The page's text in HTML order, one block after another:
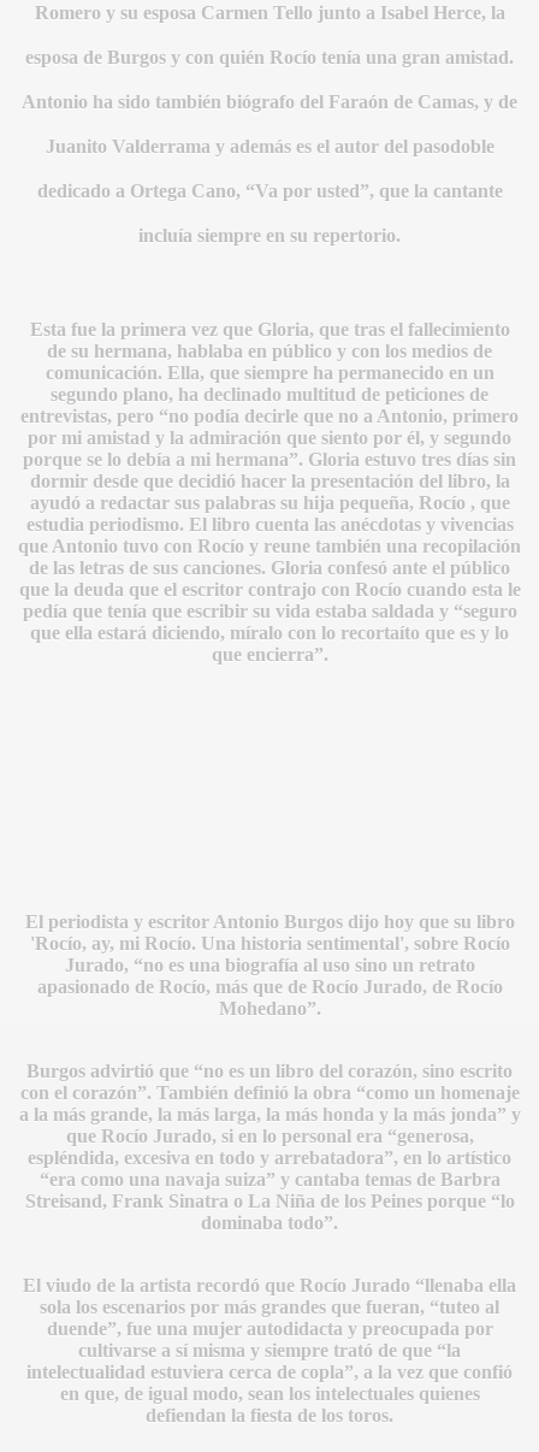
Romero y su esposa Carmen Tello junto a Isabel Herce, la
esposa de Burgos y con quién Rocío tenía una gran amistad.
Antonio ha sido también biógrafo del Faraón de Camas, y de
Juanito Valderrama y además es el autor del pasodoble
dedicado a Ortega Cano, “Va por usted”, que la cantante
incluía siempre en su repertorio.
Esta fue la primera vez que Gloria, que tras el fallecimiento
de su hermana, hablaba en público y con los medios de
comunicación. Ella, que siempre ha permanecido en un
segundo plano, ha declinado multitud de peticiones de
entrevistas, pero “no podía decirle que no a Antonio, primero
por mi amistad y la admiración que siento por él, y segundo
porque se lo debía a mi hermana”. Gloria estuvo tres días sin
dormir desde que decidió hacer la presentación del libro, la
ayudó a redactar sus palabras su hija pequeña, Rocío , que
estudia periodismo. El libro cuenta las anécdotas y vivencias
que Antonio tuvo con Rocío y reune también una recopilación
de las letras de sus canciones. Gloria confesó ante el público
que la deuda que el escritor contrajo con Rocío cuando esta le
pedía que tenía que escribir su vida estaba saldada y “seguro
que ella estará diciendo, míralo con lo recortaíto que es y lo
que encierra”.
El periodista y escritor Antonio Burgos dijo hoy que su libro
'Rocío, ay, mi Rocío. Una historia sentimental', sobre Rocío
Jurado, “no es una biografía al uso sino un retrato
apasionado de Rocío, más que de Rocío Jurado, de Rocío
Mohedano”.
Burgos advirtió que “no es un libro del corazón, sino escrito
con el corazón”. También definió la obra “como un homenaje
a la más grande, la más larga, la más honda y la más jonda” y
que Rocío Jurado, si en lo personal era “generosa,
espléndida, excesiva en todo y arrebatadora”, en lo artístico
“era como una navaja suiza” y cantaba temas de Barbra
Streisand, Frank Sinatra o La Niña de los Peines porque “lo
dominaba todo”.
El viudo de la artista recordó que Rocío Jurado “llenaba ella
sola los escenarios por más grandes que fueran, “tuteo al
duende”, fue una mujer autodidacta y preocupada por
cultivarse a sí misma y siempre trató de que “la
intelectualidad estuviera cerca de copla”, a la vez que confió
en que, de igual modo, sean los intelectuales quienes
defiendan la fiesta de los toros.
AL VIENTO
GRANDE